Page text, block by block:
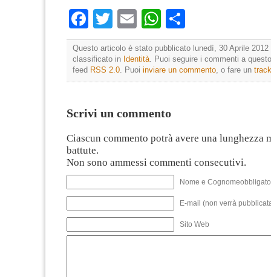
Facebook
TwitterEmailWhatsApp
Questo articolo è stato pubblicato lunedì, 30 Aprile 2012
classificato in Identità. Puoi seguire i commenti a
feed RSS 2.0. Puoi inviare un commento, o fare un
Scrivi un commento
Ciascun commento potrà avere una lunghezza
battute.
Non sono ammessi commenti consecutivi.
Nome e
E-mail (non verrà
Sito Web